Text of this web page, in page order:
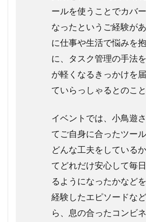
ールを使うことでカバ
なったというご経験が
に仕事や生活で悩みを
に、タスク管理の手法
が軽くなるきっかけを
ていらっしゃるとのこと
イベントでは、小鳥遊
てご自身に合ったツー
どんな工夫をしている
てどれだけ安心して毎
るようになったかなど
経験したエピソードな
ら、息の合ったコンビ